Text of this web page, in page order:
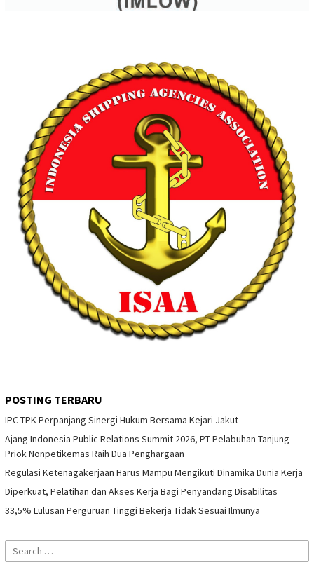
POSTING TERBARU
IPC TPK Perpanjang Sinergi Hukum Bersama Kejari Jakut
Ajang Indonesia Public Relations Summit 2026, PT Pelabuhan Tanjung
Priok Nonpetikemas Raih Dua Penghargaan
Regulasi Ketenagakerjaan Harus Mampu Mengikuti Dinamika Dunia Kerja
Diperkuat, Pelatihan dan Akses Kerja Bagi Penyandang Disabilitas
33,5% Lulusan Perguruan Tinggi Bekerja Tidak Sesuai Ilmunya
Search
for: